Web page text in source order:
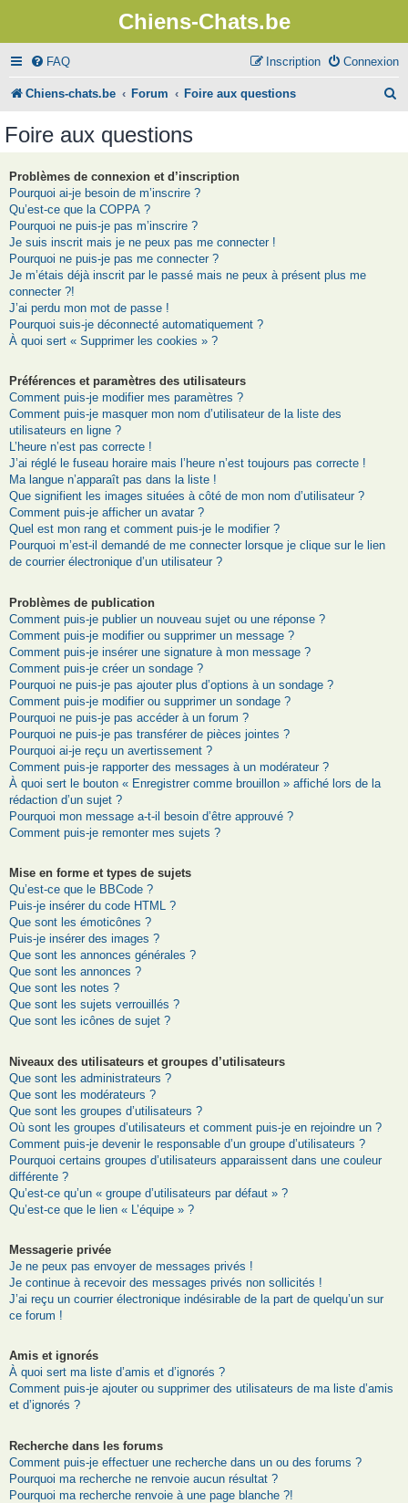
Chiens-Chats.be
FAQ Connexion
Inscription
Chiens-chats.be Forum Foire aux questions
Foire aux questions
Problèmes de connexion et d’inscription
Pourquoi ai-je besoin de m’inscrire ?
Qu’est-ce que la COPPA ?
Pourquoi ne puis-je pas m’inscrire ?
Je suis inscrit mais je ne peux pas me connecter !
Pourquoi ne puis-je pas me connecter ?
Je m’étais déjà inscrit par le passé mais ne peux à présent plus me
connecter ?!
J’ai perdu mon mot de passe !
Pourquoi suis-je déconnecté automatiquement ?
À quoi sert « Supprimer les cookies » ?
Préférences et paramètres des utilisateurs
Comment puis-je modifier mes paramètres ?
Comment puis-je masquer mon nom d’utilisateur de la liste des
utilisateurs en ligne ?
L’heure n’est pas correcte !
J’ai réglé le fuseau horaire mais l’heure n’est toujours pas correcte !
Ma langue n’apparaît pas dans la liste !
Que signifient les images situées à côté de mon nom d’utilisateur ?
Comment puis-je afficher un avatar ?
Quel est mon rang et comment puis-je le modifier ?
Pourquoi m’est-il demandé de me connecter lorsque je clique sur le lien
de courrier électronique d’un utilisateur ?
Problèmes de publication
Comment puis-je publier un nouveau sujet ou une réponse ?
Comment puis-je modifier ou supprimer un message ?
Comment puis-je insérer une signature à mon message ?
Comment puis-je créer un sondage ?
Pourquoi ne puis-je pas ajouter plus d’options à un sondage ?
Comment puis-je modifier ou supprimer un sondage ?
Pourquoi ne puis-je pas accéder à un forum ?
Pourquoi ne puis-je pas transférer de pièces jointes ?
Pourquoi ai-je reçu un avertissement ?
Comment puis-je rapporter des messages à un modérateur ?
À quoi sert le bouton « Enregistrer comme brouillon » affiché lors de la
rédaction d’un sujet ?
Pourquoi mon message a-t-il besoin d’être approuvé ?
Comment puis-je remonter mes sujets ?
Mise en forme et types de sujets
Qu’est-ce que le BBCode ?
Puis-je insérer du code HTML ?
Que sont les émoticônes ?
Puis-je insérer des images ?
Que sont les annonces générales ?
Que sont les annonces ?
Que sont les notes ?
Que sont les sujets verrouillés ?
Que sont les icônes de sujet ?
Niveaux des utilisateurs et groupes d’utilisateurs
Que sont les administrateurs ?
Que sont les modérateurs ?
Que sont les groupes d’utilisateurs ?
Où sont les groupes d’utilisateurs et comment puis-je en rejoindre un ?
Comment puis-je devenir le responsable d’un groupe d’utilisateurs ?
Pourquoi certains groupes d’utilisateurs apparaissent dans une couleur
différente ?
Qu’est-ce qu’un « groupe d’utilisateurs par défaut » ?
Qu’est-ce que le lien « L’équipe » ?
Messagerie privée
Je ne peux pas envoyer de messages privés !
Je continue à recevoir des messages privés non sollicités !
J’ai reçu un courrier électronique indésirable de la part de quelqu’un sur
ce forum !
Amis et ignorés
À quoi sert ma liste d’amis et d’ignorés ?
Comment puis-je ajouter ou supprimer des utilisateurs de ma liste d’amis
et d’ignorés ?
Recherche dans les forums
Comment puis-je effectuer une recherche dans un ou des forums ?
Pourquoi ma recherche ne renvoie aucun résultat ?
Pourquoi ma recherche renvoie à une page blanche ?!